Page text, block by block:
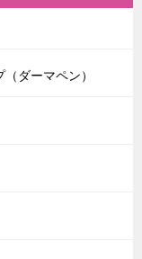
ダーマペン）